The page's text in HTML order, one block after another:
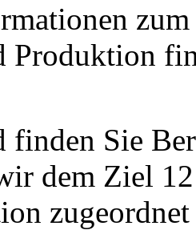
Produktion
finden Sie
dem Ziel
zugeordnet